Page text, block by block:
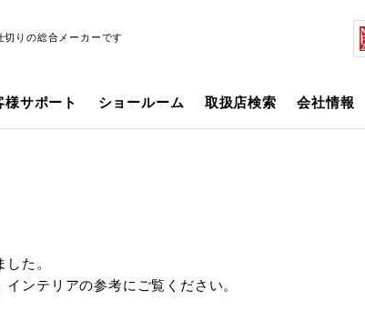
切りの総合メーカーです
様サポート ショールーム 取扱店検索 会社情報
た。
ンテリアの参考にご覧ください。